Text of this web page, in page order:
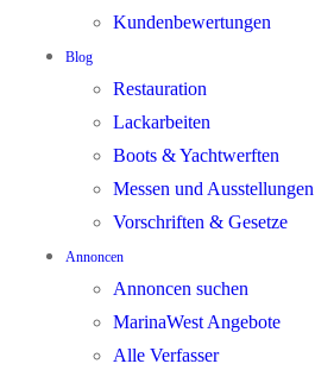
Kundenbewertungen
Blog
Restauration
Lackarbeiten
Boots & Yachtwerften
Messen und Ausstellungen
Vorschriften & Gesetze
Annoncen
Annoncen suchen
MarinaWest Angebote
Alle Verfasser